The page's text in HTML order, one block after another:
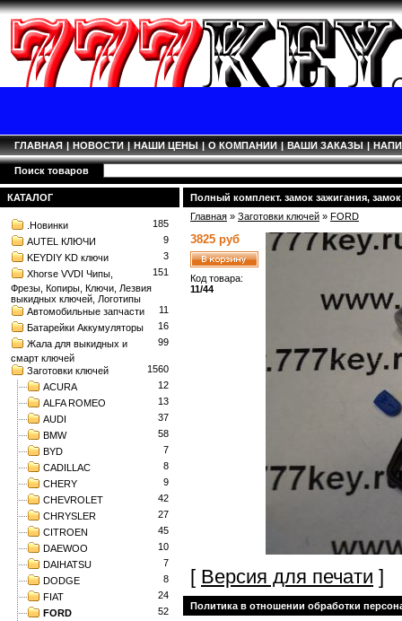
ГЛАВНАЯ | НОВОСТИ | НАШИ ЦЕНЫ | О КОМПАНИИ | ВАШИ ЗАКАЗЫ |
Поиск товаров
КАТАЛОГ
185
.Новинки
9
AUTEL КЛЮЧИ
3
KEYDIY KD ключи
151
Xhorse VVDI Чипы,
Фрезы, Копиры, Ключи, Лезвия
выкидных ключей, Логотипы
11
Автомобильные запчасти
16
Батарейки Аккумуляторы
99
Жала для выкидных и
смарт ключей
1560
Заготовки ключей
12
ACURA
13
ALFA ROMEO
37
AUDI
58
BMW
7
BYD
8
CADILLAC
9
CHERY
42
CHEVROLET
27
CHRYSLER
45
CITROEN
10
DAEWOO
7
DAIHATSU
8
DODGE
24
FIAT
52
FORD
Полный комплект. замок зажигания,
Главная » Заготовки ключей » FORD
3825 руб
Код товара:
11/44
[ Версия для печати ]
Политика в отношении обработки